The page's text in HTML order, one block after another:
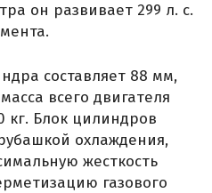
он развивает 299 л. с.
составляет 88 мм,
всего двигателя
кг. Блок цилиндров
охлаждения,
жесткость
газового